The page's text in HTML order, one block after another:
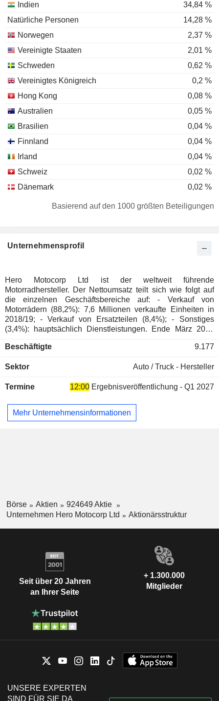
Indien
34,84 %
Natürliche Personen
14,28 %
Norwegen
2,37 %
Vereinigte Staaten
2,01 %
Schweden
0,62 %
Vereinigtes Königreich
0,2 %
Hong Kong
0,08 %
Australien
0,05 %
Brasilien
0,04 %
Finnland
0,04 %
Irland
0,04 %
Schweiz
0,02 %
Dänemark
0,02 %
Luxemburg
Malaysia
0,01 %
Basierend auf den 1000 größten Beteiligungen
Unternehmensprofil
Hero Motocorp Ltd ist der weltweit führende
Motorradhersteller. Der Nettoumsatz teilt sich wie folgt auf
die einzelnen Geschäftsbereiche auf: - Verkauf von
Motorrädern (88,2%): 7,6 Millionen verkaufte Einheiten in
2018/19; - Verkauf von Ersatzteilen (8,4%); - Sonstiges
(3,4%): hauptsächlich Dienstleistungen. Ende März 2019
Bangladesch und Kolumbien. Die Produkte werden über ein
vertrieben. Auf Indien entfallen 97,1% des Nettoumsatzes.
Beschäftigte 9.177
Sektor Auto / Truck - Hersteller
Termine 12:00 Ergebnisveröffentlichung - Q1 2027
Mehr Unternehmensinformationen
Börse Aktien
924649 Aktie
Unternehmen Hero Motocorp Ltd
Aktionärsstruktur
Seit über 20 Jahren
an Ihrer Seite
+ 1.300.000
Mitglieder
UNSERE EXPERTEN
SIND FÜR SIE DA